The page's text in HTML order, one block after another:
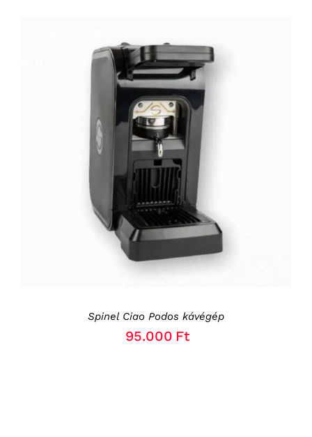
KOSÁRBA TESZEM RÉSZLETEK
Spinel Ciao Podos kávégép
95.000 Ft